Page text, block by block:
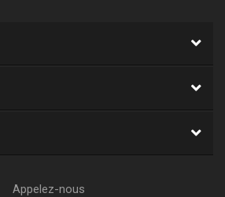
Appelez-nous